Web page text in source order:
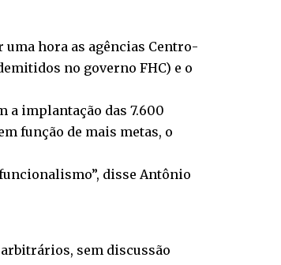
uma hora as agências Centro-
no governo FHC) e o
a implantação das 7.600
função de mais metas, o
disse Antônio
sem discussão